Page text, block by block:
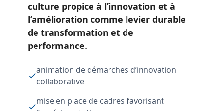
culture propice à l’innovation et à
l’amélioration comme levier durable
de transformation et de
performance.
animation de démarches d’innovation
collaborative
mise en place de cadres favorisant